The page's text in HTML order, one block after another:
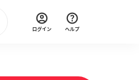
ログイン ヘルプ